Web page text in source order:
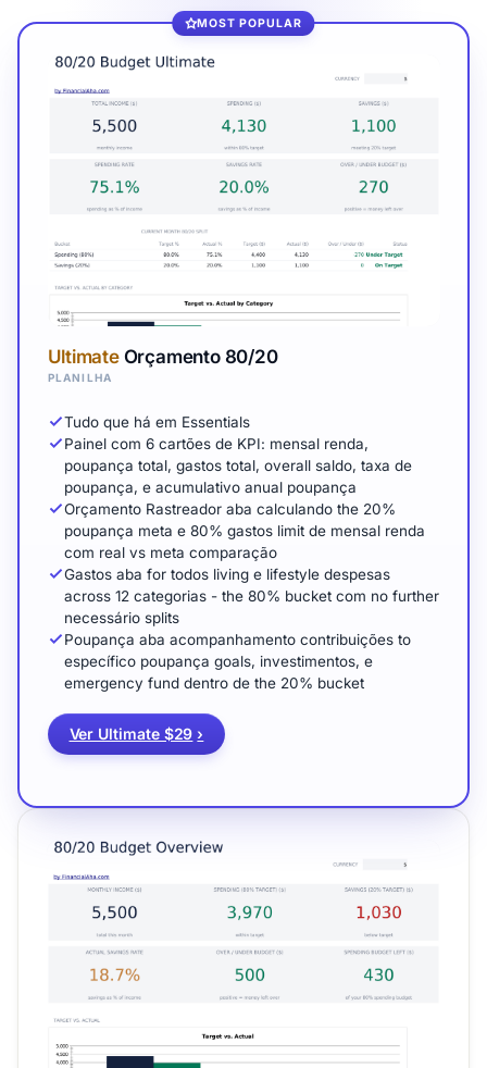
MOST POPULAR
UltimateOrçamento 80/20
PLANILHA
Tudo que há em Essentials
Painel com 6 cartões de KPI: mensal renda,
poupança total, gastos total, overall saldo, taxa de
poupança, e acumulativo anual poupança
Orçamento Rastreador aba calculando the 20%
poupança meta e 80% gastos limit de mensal renda
com real vs meta comparação
Gastos aba for todos living e lifestyle despesas
across 12 categorias - the 80% bucket com no further
necessário splits
Poupança aba acompanhamento contribuições to
específico poupança goals, investimentos, e
emergency fund dentro de the 20% bucket
Ver Ultimate $29 ›